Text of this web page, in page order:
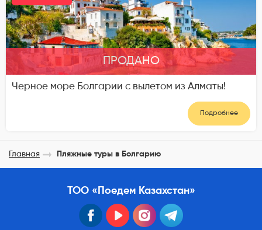
ПРОДАНО
Черное море Болгарии с вылетом из Алматы!
Подробнее
Главная Пляжные туры в Болгарию
ТОО «Поедем Казахстан»
facebook youtube instagram